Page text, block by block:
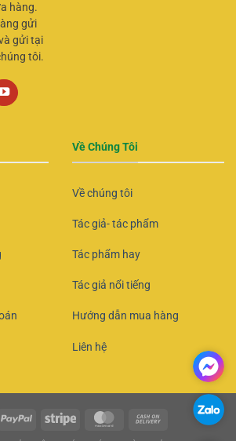
hàng.
gửi
gửi tại
tôi.
Về Chúng Tôi
Về chúng tôi
Tác giả- tác phẩm
Tác phẩm hay
Tác giả nổi tiếng
Hướng dẫn mua hàng
Liên hệ